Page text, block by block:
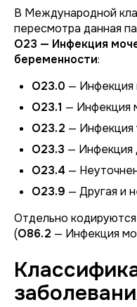
В Международной
пересмотра данная
O23 — Инфекция
беременности:
O23.0 — Инфекция
O23.1 — Инфекция
O23.2 — Инфекция
O23.3 — Инфекция
O23.4 —
O23.9 — Другая и
Отдельно
(O86.2 — Инфекция